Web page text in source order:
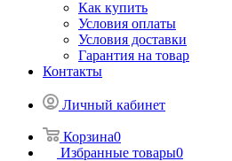
Как купить
Условия оплаты
Условия доставки
Гарантия на товар
Контакты
Личный кабинет
Корзина0
Избранные товары0